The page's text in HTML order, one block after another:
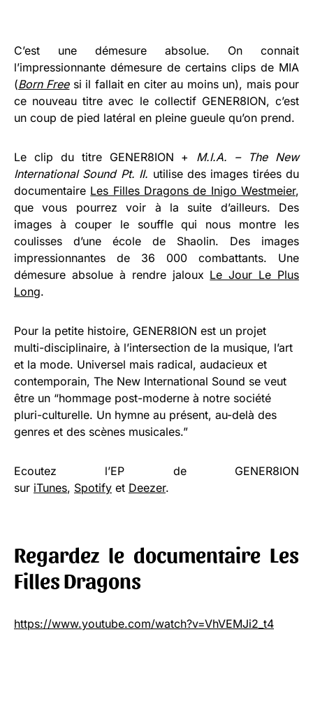
C’est une démesure absolue. On connait
l’impressionnante démesure de certains clips de MIA
(Born Freesi il fallait en citer au moins un), mais pour
ce nouveau titre avec le collectif GENER8ION, c’est
un coup de pied latéral en pleine gueule qu’on prend.
Le clip du titre GENER8ION + M.I.A. – The New
International Sound Pt. II. utilise des images tirées du
documentaire Les Filles Dragons de Inigo Westmeier,
que vous pourrez voir à la suite d’ailleurs. Des
images à couper le souffle qui nous montre les
coulisses d’une école de Shaolin. Des images
impressionnantes de 36 000 combattants. Une
démesure absolue à rendre jaloux Le Jour Le Plus
Long.
Pour la petite histoire, GENER8ION est un projet
multi-disciplinaire, à l’intersection de la musique, l’art
et la mode. Universel mais radical, audacieux et
contemporain, The New International Sound se veut
être un “hommage post-moderne à notre société
pluri-culturelle. Un hymne au présent, au-delà des
genres et des scènes musicales.”
Ecoutez l’EP de GENER8ION
sur iTunes, Spotify et Deezer.
Regardez le documentaire Les
Filles Dragons
https://www.youtube.com/watch?v=VhVEMJi2_t4